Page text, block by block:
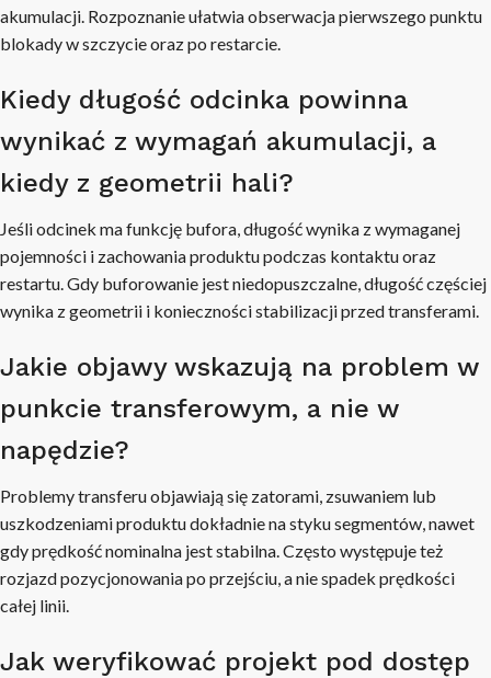
akumulacji. Rozpoznanie ułatwia obserwacja pierwszego punktu
blokady w szczycie oraz po restarcie.
Kiedy długość odcinka powinna
wynikać z wymagań akumulacji, a
kiedy z geometrii hali?
Jeśli odcinek ma funkcję bufora, długość wynika z wymaganej
pojemności i zachowania produktu podczas kontaktu oraz
restartu. Gdy buforowanie jest niedopuszczalne, długość częściej
wynika z geometrii i konieczności stabilizacji przed transferami.
Jakie objawy wskazują na problem w
punkcie transferowym, a nie w
napędzie?
Problemy transferu objawiają się zatorami, zsuwaniem lub
uszkodzeniami produktu dokładnie na styku segmentów, nawet
gdy prędkość nominalna jest stabilna. Często występuje też
rozjazd pozycjonowania po przejściu, a nie spadek prędkości
całej linii.
Jak weryfikować projekt pod dostęp